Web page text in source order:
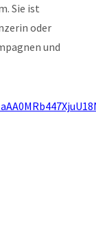
Sie ist
oder
und